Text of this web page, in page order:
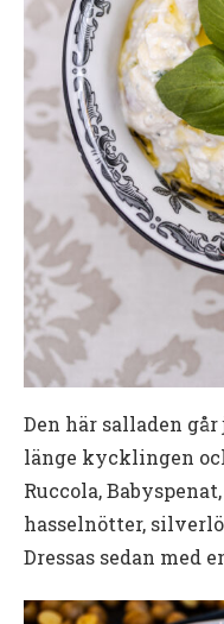
Den här salladen
länge kycklingen
Ruccola,
hasselnötter,
Dressas sedan med